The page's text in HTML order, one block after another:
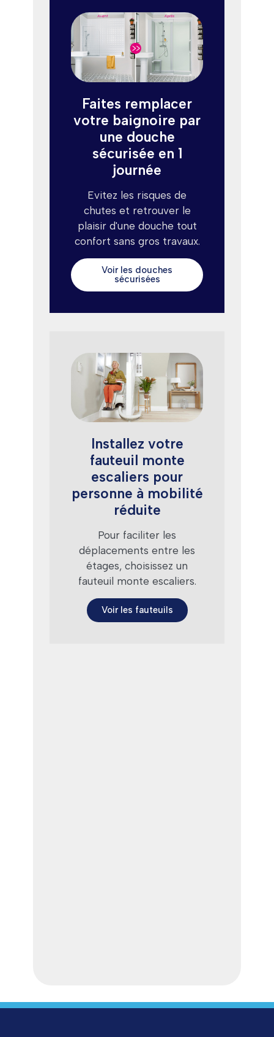
Faites remplacer
votre baignoire par
une douche
sécurisée en 1
journée
Evitez les risques de
chutes et retrouver le
plaisir d'une douche tout
confort sans gros travaux.
Voir les douches
sécurisées
Installez votre
fauteuil monte
escaliers pour
personne à mobilité
réduite
Pour faciliter les
déplacements entre les
étages, choisissez un
fauteuil monte escaliers.
Voir les fauteuils